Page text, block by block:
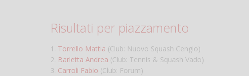
Risultati per piazzamento
1. Torrello Mattia (Club: Nuovo Squash Cengio)
2. Barletta Andrea (Club: Tennis & Squash Vado)
3. Carroli Fabio (Club: Forum)